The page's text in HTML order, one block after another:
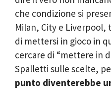
che condizione si
Milan, City e Liverpool,
di mettersi in gioco in
cercare di “mettere in
Spalletti sulle scelte,
punto diventerebbe